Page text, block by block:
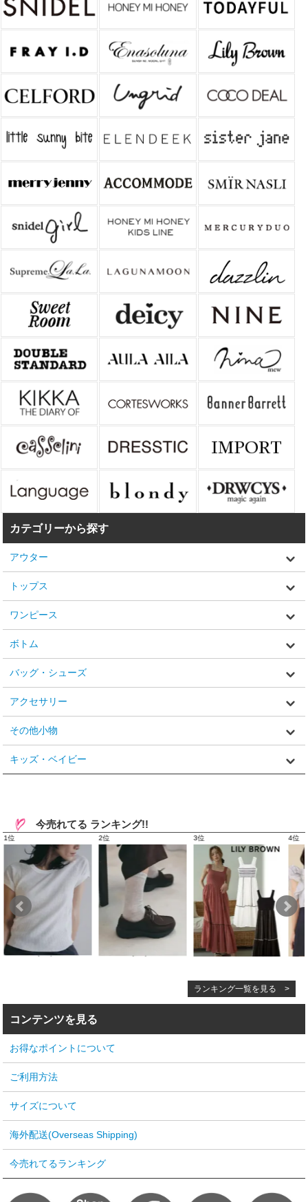
カテゴリーから探す
アウター
トップス
ワンピース
ボトム
バッグ・シューズ
アクセサリー
その他小物
キッズ・ベイビー
今売れてる ランキング!!
ランキング一覧を見る >
コンテンツを見る
お得なポイントについて
ご利用方法
サイズについて
海外配送(Overseas Shipping)
今売れてるランキング